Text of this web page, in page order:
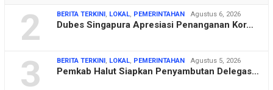
2 BERITA TERKINI LOKAL PEMERINTAHAN Agustus 6, 2026
Dubes Singapura Apresiasi Penanganan Kor…
3 BERITA TERKINI LOKAL PEMERINTAHAN Agustus 5, 2026
Pemkab Halut Siapkan Penyambutan Delegas…